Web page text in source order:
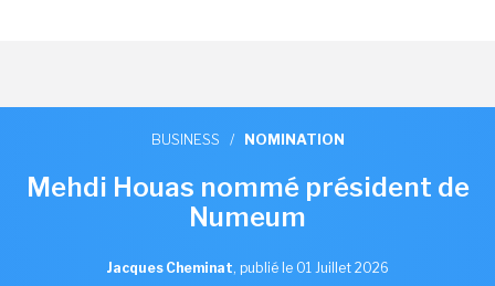
BUSINESS / NOMINATION
Mehdi Houas nommé président de
Numeum
Jacques Cheminat, publié le 01 Juillet 2026